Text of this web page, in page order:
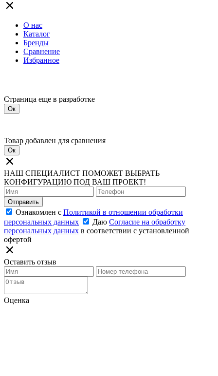
О нас
Каталог
Бренды
Сравнение
Избранное
Страница еще в разработке
Ок
Товар добавлен для сравнения
Ок
НАШ СПЕЦИАЛИСТ ПОМОЖЕТ ВЫБРАТЬ
КОНФИГУРАЦИЮ ПОД ВАШ ПРОЕКТ!
Отправить
Ознакомлен с Политикой в отношении обработки
персональных данных
Даю Согласие на обработку
персональных данных в соответствии с установленной
офертой
Оставить отзыв
Оценка